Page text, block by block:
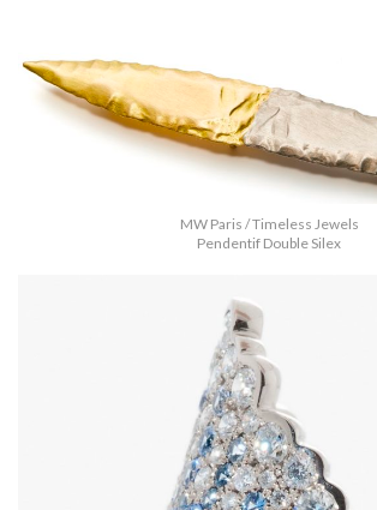
MW Paris / Timeless Jewels
Pendentif Double Silex